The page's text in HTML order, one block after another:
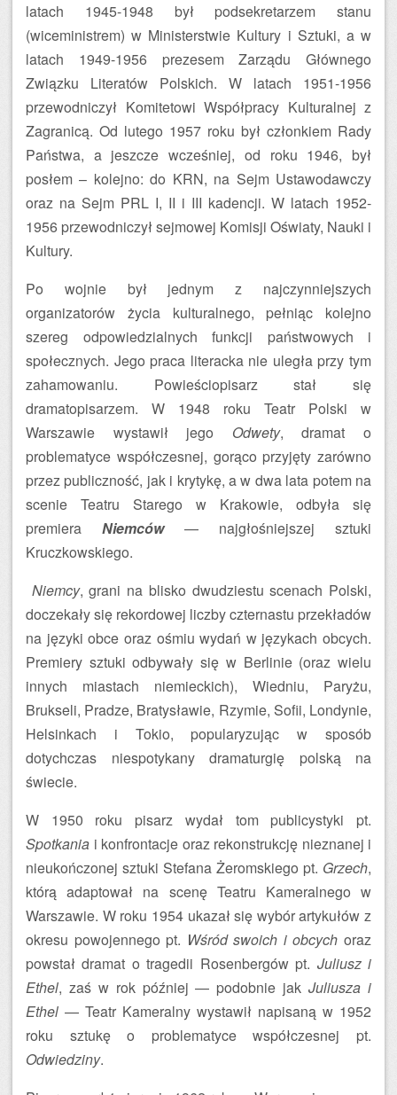
latach 1945-1948 był podsekretarzem stanu
(wiceministrem) w Ministerstwie Kultury i Sztuki, a w
latach 1949-1956 prezesem Zarządu Głównego
Związku Literatów Polskich. W latach 1951-1956
przewodniczył Komitetowi Współpracy Kulturalnej z
Zagranicą. Od lutego 1957 roku był członkiem Rady
Państwa, a jeszcze wcześniej, od roku 1946, był
posłem – kolejno: do KRN, na Sejm Ustawodawczy
oraz na Sejm PRL I, II i III kadencji. W latach 1952-
1956 przewodniczył sejmowej Komisji Oświaty, Nauki i
Kultury.
Po wojnie był jednym z najczynniejszych
organizatorów życia kulturalnego, pełniąc kolejno
szereg odpowiedzialnych funkcji państwowych i
społecznych. Jego praca literacka nie uległa przy tym
zahamowaniu. Powieściopisarz stał się
dramatopisarzem. W 1948 roku Teatr Polski w
Warszawie wystawił jego Odwety, dramat o
problematyce współczesnej, gorąco przyjęty zarówno
przez publiczność, jak i krytykę, a w dwa lata potem na
scenie Teatru Starego w Krakowie, odbyła się
premiera Niemców— najgłośniejszej sztuki
Kruczkowskiego.
Niemcy, grani na blisko dwudziestu scenach Polski,
doczekały się rekordowej liczby czternastu przekładów
na języki obce oraz ośmiu wydań w językach obcych.
Premiery sztuki odbywały się w Berlinie (oraz wielu
innych miastach niemieckich), Wiedniu, Paryżu,
Brukseli, Pradze, Bratysławie, Rzymie, Sofii, Londynie,
Helsinkach i Tokio, popularyzując w sposób
dotychczas niespotykany dramaturgię polską na
świecie.
W 1950 roku pisarz wydał tom publicystyki pt.
Spotkania i konfrontacje oraz rekonstrukcję nieznanej i
nieukończonej sztuki Stefana Żeromskiego pt. Grzech,
którą adaptował na scenę Teatru Kameralnego w
Warszawie. W roku 1954 ukazał się wybór artykułów z
okresu powojennego pt. Wśród swoich i obcych oraz
powstał dramat o tragedii Rosenbergów pt. Juliusz i
Ethel, zaś w rok później — podobnie jakJuliusza i
Ethel — Teatr Kameralny wystawił napisaną w 1952
roku sztukę o problematyce współczesnej pt.
Odwiedziny.